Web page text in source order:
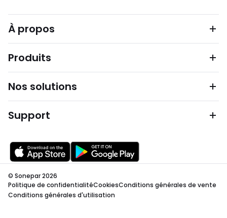
À propos
Produits
Nos solutions
Support
© Sonepar 2026
Politique de confidentialitéCookiesConditions générales de vente
Conditions générales d'utilisation